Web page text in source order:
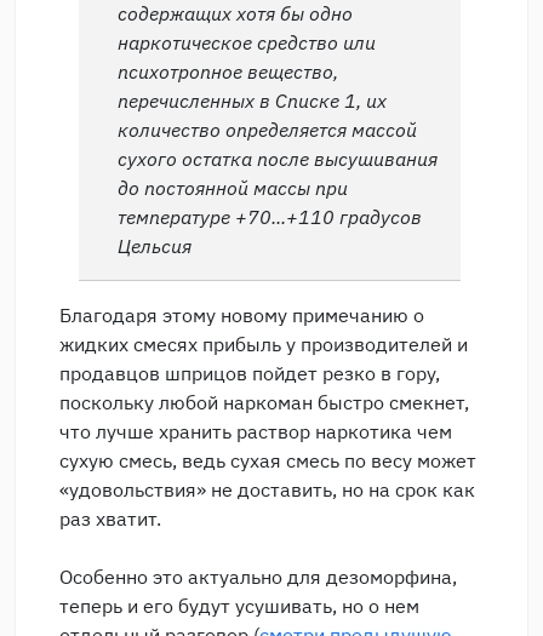
содержащих хотя бы одно
наркотическое средство или
психотропное вещество,
перечисленных в Списке 1, их
количество определяется массой
сухого остатка после высушивания
до постоянной массы при
температуре +70...+110 градусов
Цельсия
Благодаря этому новому примечанию о
жидких смесях прибыль у производителей и
продавцов шприцов пойдет резко в гору,
поскольку любой наркоман быстро смекнет,
что лучше хранить раствор наркотика чем
сухую смесь, ведь сухая смесь по весу может
«удовольствия» не доставить, но на срок как
раз хватит.
Особенно это актуально для дезоморфина,
теперь и его будут усушивать, но о нем